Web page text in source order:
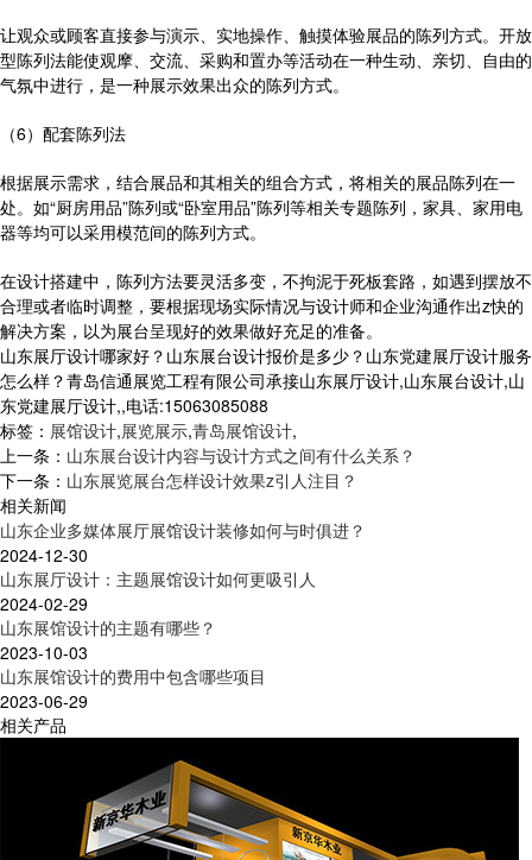
让观众或顾客直接参与演示、实地操作、触摸体验展品的陈列方式。开放
型陈列法能使观摩、交流、采购和置办等活动在一种生动、亲切、自由的
气氛中进行，是一种展示效果出众的陈列方式。
（6）配套陈列法
根据展示需求，结合展品和其相关的组合方式，将相关的展品陈列在一
处。如“厨房用品”陈列或“卧室用品”陈列等相关专题陈列，家具、家用电
器等均可以采用模范间的陈列方式。
在设计搭建中，陈列方法要灵活多变，不拘泥于死板套路，如遇到摆放不
合理或者临时调整，要根据现场实际情况与设计师和企业沟通作出z快的
解决方案，以为展台呈现好的效果做好充足的准备。
山东展厅设计哪家好？山东展台设计报价是多少？山东党建展厅设计服务
怎么样？青岛信通展览工程有限公司承接山东展厅设计,山东展台设计,山
东党建展厅设计,,电话:15063085088
标签： 展馆设计,展览展示,青岛展馆设计,
上一条： 山东展台设计内容与设计方式之间有什么关系？
下一条： 山东展览展台怎样设计效果z引人注目？
相关新闻
山东企业多媒体展厅展馆设计装修如何与时俱进？
2024-12-30
山东展厅设计：主题展馆设计如何更吸引人
2024-02-29
山东展馆设计的主题有哪些？
2023-10-03
山东展馆设计的费用中包含哪些项目
2023-06-29
相关产品